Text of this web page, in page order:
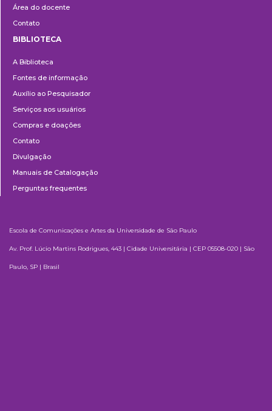
Área do docente
Contato
BIBLIOTECA
A Biblioteca
Fontes de informação
Auxílio ao Pesquisador
Serviços aos usuários
Compras e doações
Contato
Divulgação
Manuais de Catalogação
Perguntas frequentes
Escola de Comunicações e Artes da Universidade de São Paulo
Av. Prof. Lúcio Martins Rodrigues, 443 | Cidade Universitária | CEP 05508-020 | São
Paulo, SP | Brasil